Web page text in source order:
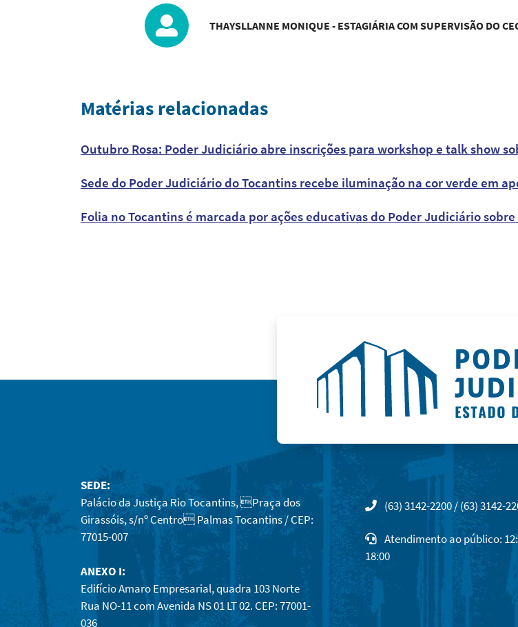
THAYSLLANNE MONIQUE - ESTAGIÁRIA COM SUPERVISÃO DO
Matérias relacionadas
Outubro Rosa: Poder Judiciário abre inscrições para workshop e talk show
Sede do Poder Judiciário do Tocantins recebe iluminação na cor verde em
Folia no Tocantins é marcada por ações educativas do Poder Judiciário sobre
SEDE:
Palácio da Justiça Rio Tocantins, Praça dos
Girassóis, s/nº Centro Palmas Tocantins / CEP:
77015-007
ANEXO I:
Edifício Amaro Empresarial, quadra 103 Norte
Rua NO-11 com Avenida NS 01 LT 02. CEP: 77001-
036
(63) 3142-2200 / (63) 3142-
Atendimento ao público:
18:00